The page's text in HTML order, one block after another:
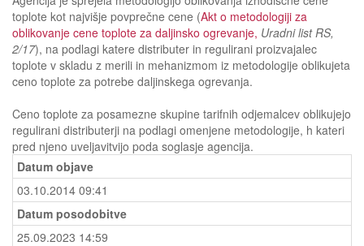
toplote kot najvišje povprečne cene (Akt o metodologiji za
oblikovanje cene toplote za daljinsko ogrevanje, Uradni list RS,
2/17), na podlagi katere distributer in regulirani proizvajalec
toplote v skladu z merili in mehanizmom iz metodologije oblikujeta
ceno toplote za potrebe daljinskega ogrevanja.
Ceno toplote za posamezne skupine tarifnih odjemalcev oblikujejo
regulirani distributerji na podlagi omenjene metodologije, h kateri
pred njeno uveljavitvijo poda soglasje agencija.
Datum objave
03.10.2014 09:41
Datum posodobitve
25.09.2023 14:59